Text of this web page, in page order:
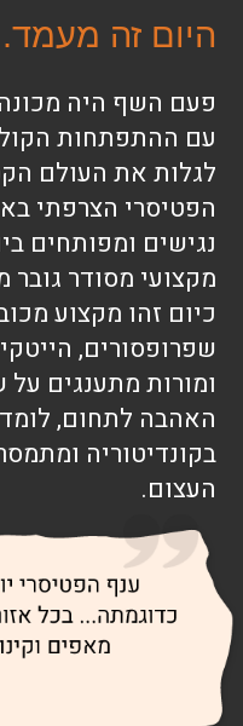
היום זה מעמד.
פעם השף היה
עם ההתפתחות
לגלות את העולם
הפטיסרי הצרפתי
נגישים ומפותחים
מקצועי מסודר גובר
כיום זהו מקצוע
שפרופסורים,
ומורות מתענגים
האהבה לתחום,
בקונדיטוריה
העצום.